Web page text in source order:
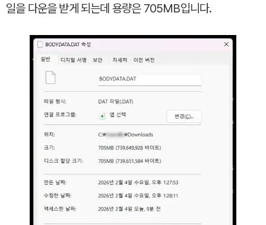
일을 다운을 받게 되는데 용량은 705MB입니다.